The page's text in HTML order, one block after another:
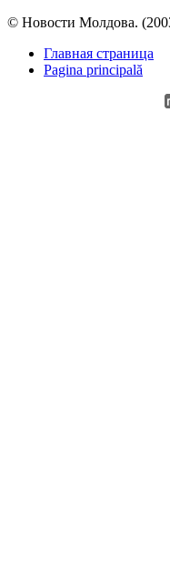
© Новости Молдова.
Главная страница
Pagina principală